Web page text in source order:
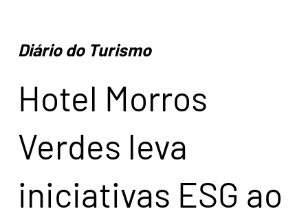
Diário do Turismo
Hotel Morros
Verdes leva
iniciativas ESG ao